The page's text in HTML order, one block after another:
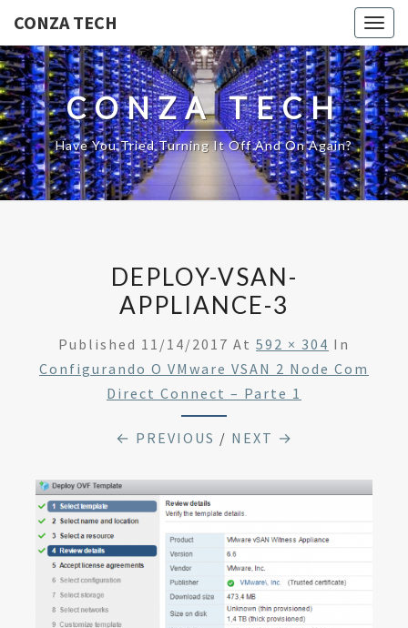
CONZA TECH
CONZA TECH
Have You Tried Turning It Off And On Again?
DEPLOY-VSAN-
APPLIANCE-3
Published 11/14/2017 At 592 × 304 In
Configurando O VMware VSAN 2 Node Com
Direct Connect – Parte 1
← PREVIOUS / NEXT →